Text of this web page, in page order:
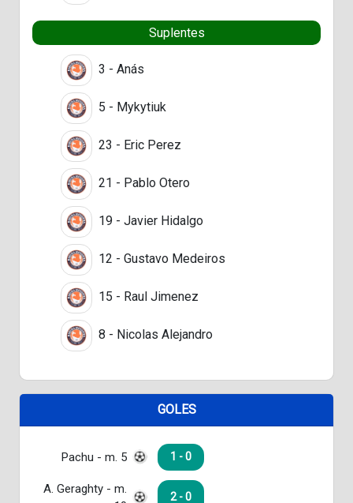
Suplentes
3 - Anás
5 - Mykytiuk
23 - Eric Perez
21 - Pablo Otero
19 - Javier Hidalgo
12 - Gustavo Medeiros
15 - Raul Jimenez
8 - Nicolas Alejandro
GOLES
Pachu - m. 5 1 - 0
A. Geraghty - m.
2 - 0